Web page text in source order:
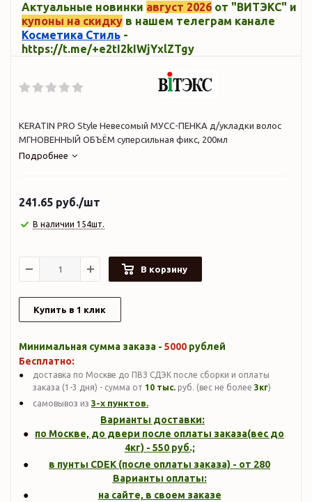
Актуальные новинки август 2026 от "ВИТЭКС" и
купоны на скидку в нашем телеграм канале
Косметика Стиль -
https://t.me/+e2tI2kIWjYxlZTgy
KERATIN PRO Style Невесомый МУСС-ПЕНКА д/укладки волос
МГНОВЕННЫЙ ОБЪЁМ суперсильная фикс, 200мл
Подробнее
241.65 руб./шт
В наличии 154шт.
В корзину
Купить в 1 клик
Минимальная сумма заказа - 5000 рублей
Бесплатно:
доставка по Москве до ПВЗ СДЭК после сборки и оплаты
заказа (1-3 дня) - сумма от 10 тыс. руб. (вес не более 3кг)
самовывоз из 3-х пунктов.
Варианты доставки:
по Москве, до двери после оплаты заказа(вес до
4кг) - 550руб.;
в пунты CDEK (после оплаты заказа) - от 280
Варианты оплаты:
на сайте, в своем заказе